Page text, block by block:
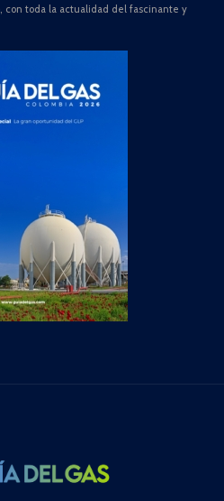
con toda la actualidad del fascinante y